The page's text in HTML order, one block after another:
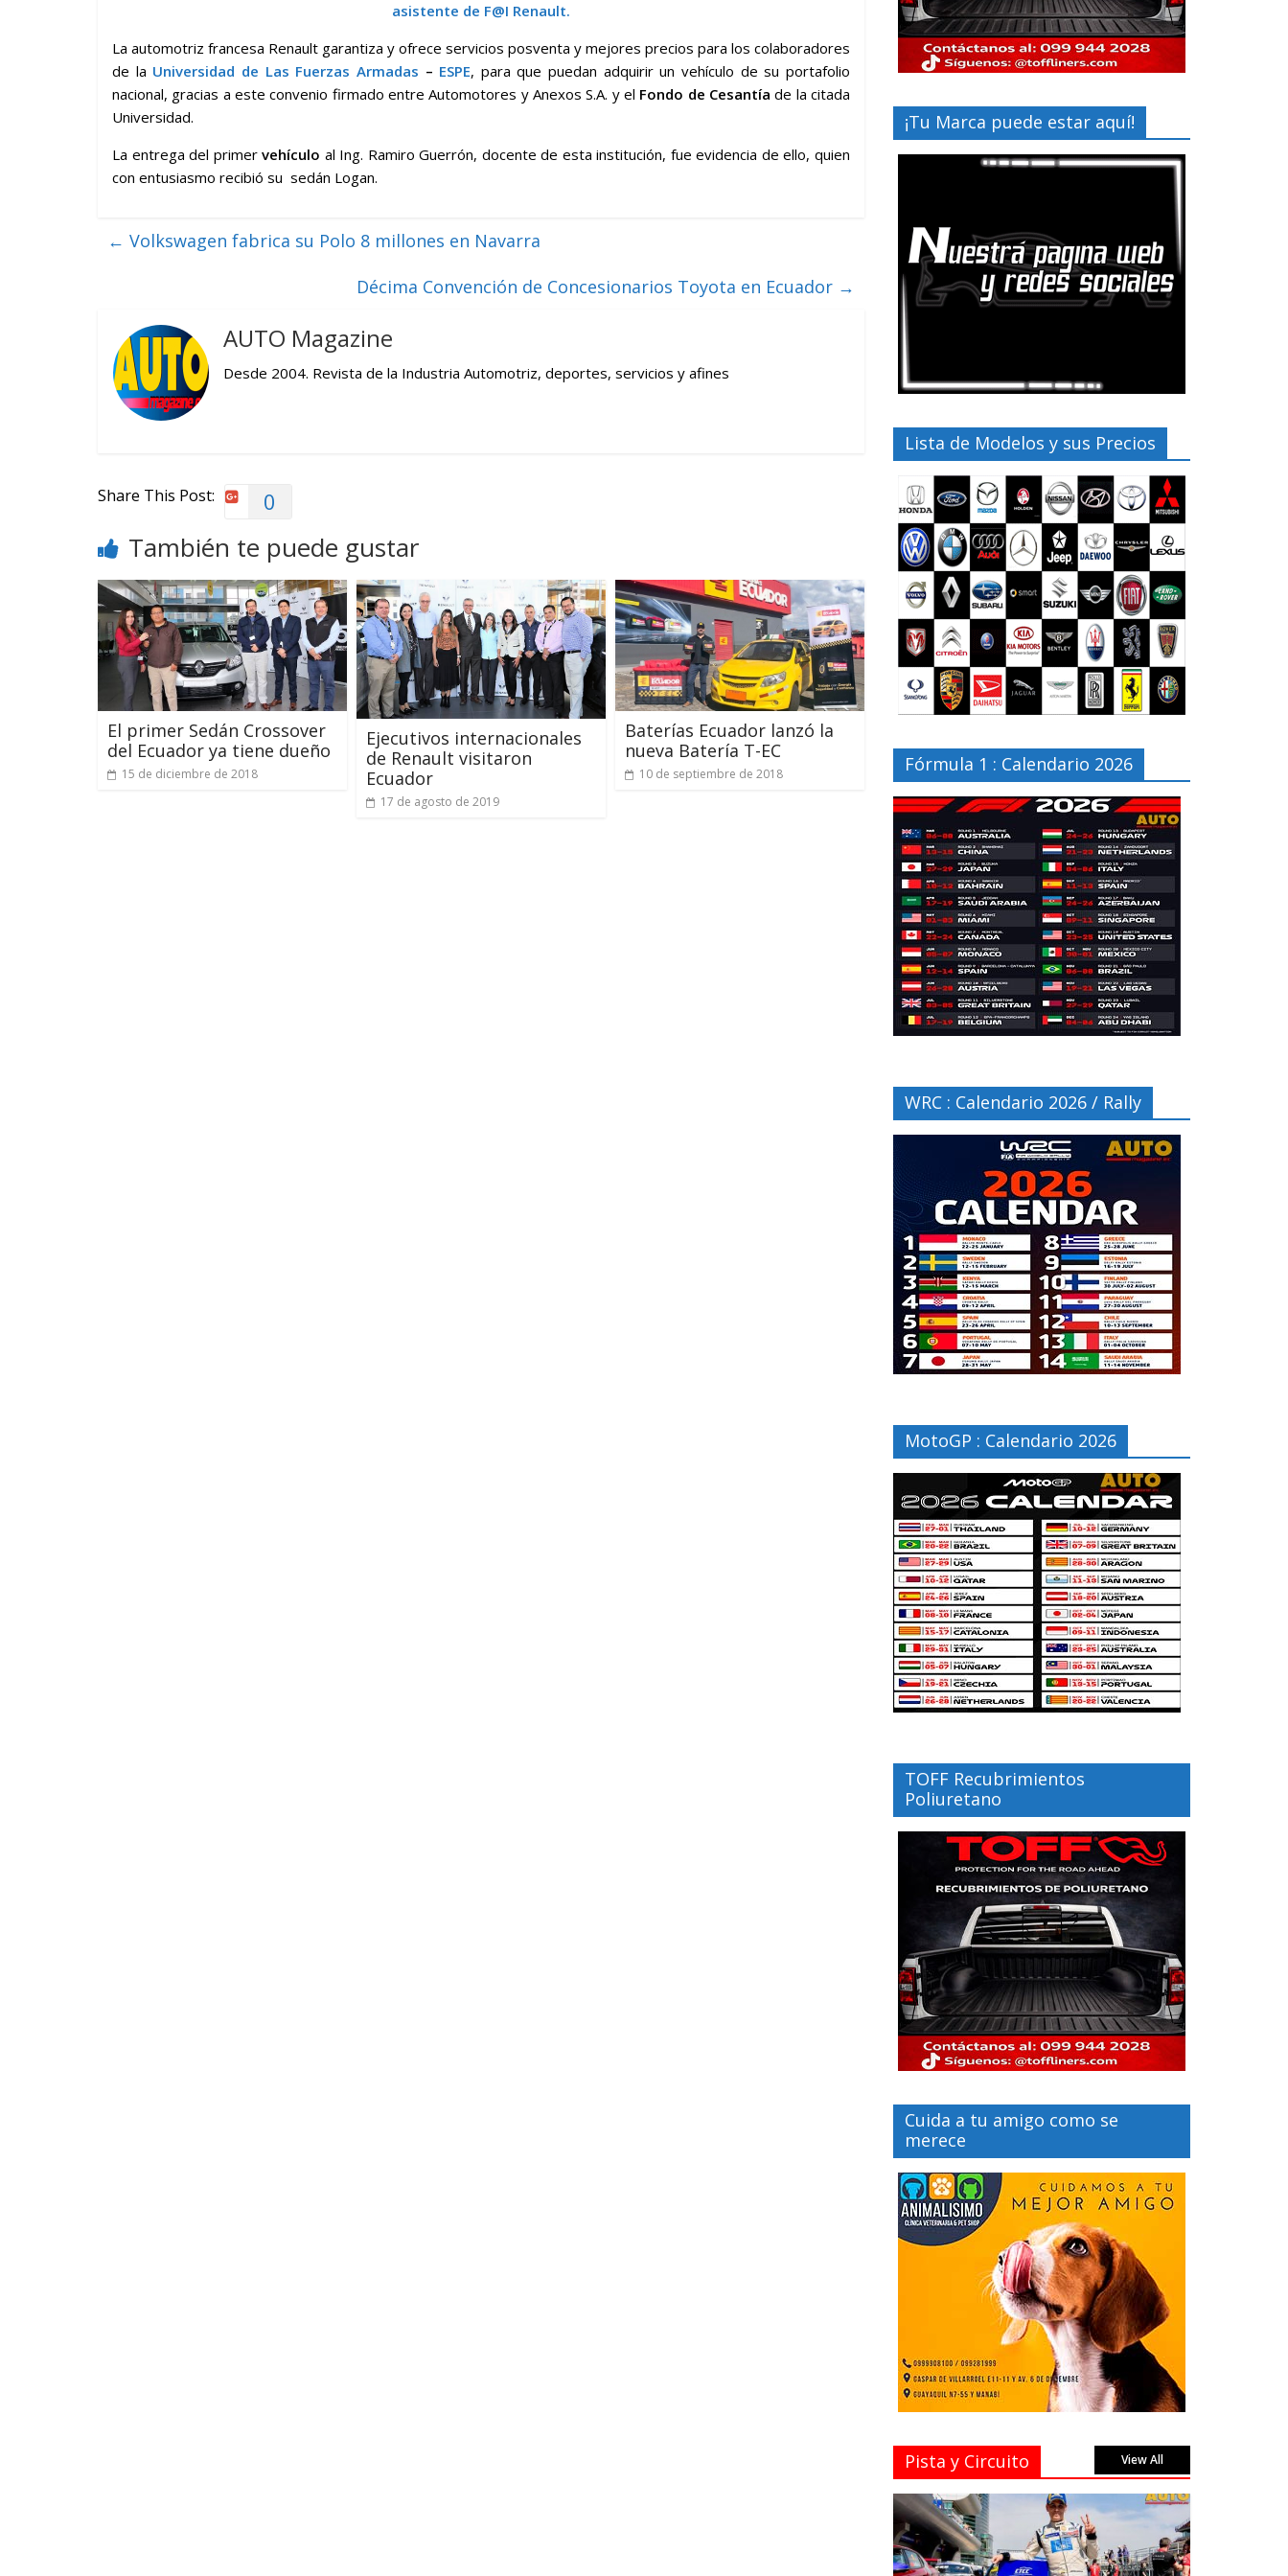
asistente de F@I Renault.
La automotriz francesa Renault garantiza y ofrece servicios posventa y mejores precios para los colaboradores
de la Universidad de Las Fuerzas Armadas – ESPE, para que puedan adquirir un vehículo de su portafolio
nacional, gracias a este convenio firmado entre Automotores y Anexos S.A. y el Fondo de Cesantía de la citada
Universidad.
La entrega del primervehículo al Ing. Ramiro Guerrón, docente de esta institución, fue evidencia de ello, quien
con entusiasmo recibió su sedán Logan.
← Volkswagen fabrica su Polo 8 millones en Navarra
Décima Convención de Concesionarios Toyota en Ecuador →
AUTO Magazine
Desde 2004. Revista de la Industria Automotriz, deportes, servicios y afines
Share This Post: 0
También te puede gustar
El primer Sedán Crossover
del Ecuador ya tiene dueño
15 de diciembre de 2018
Ejecutivos internacionales
de Renault visitaron
Ecuador
17 de agosto de 2019
Baterías Ecuador lanzó la
nueva Batería T-EC
10 de septiembre de 2018
¡Tu Marca puede estar aquí!
Lista de Modelos y sus Precios
Fórmula 1 : Calendario 2026
WRC : Calendario 2026 / Rally
MotoGP : Calendario 2026
TOFF Recubrimientos
Poliuretano
Cuida a tu amigo como se
merece
Pista y Circuito View All